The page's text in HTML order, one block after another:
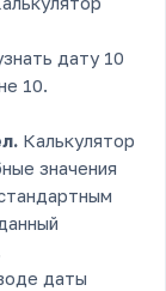
дату 10
10.
Калькулятор
значения
даты